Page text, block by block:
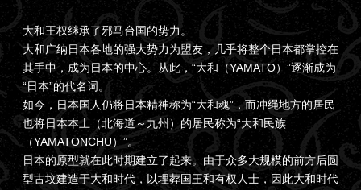
大和王权继承了邪马台国的势力。
大和广纳日本各地的强大势力为盟友，几乎将整个日本都掌控在
其手中，成为日本的中心。从此，“大和（YAMATO）”逐渐成为
“日本”的代名词。
如今，日本国人仍将日本精神称为“大和魂”，而冲绳地方的居民
也将日本本土（北海道～九州）的居民称为“大和民族
（YAMATONCHU）”。
日本的原型就在此时期建立了起来。由于众多大规模的前方后圆
型古坟建造于大和时代，以埋葬国王和有权人士，因此大和时代